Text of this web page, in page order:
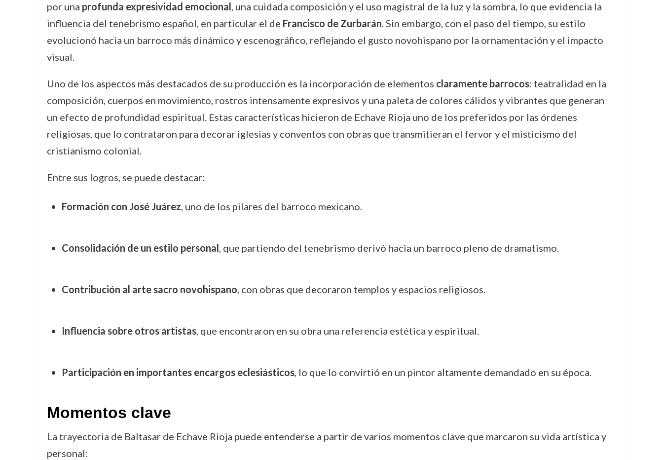
por una profunda expresividad emocional, una cuidada composición y el uso magistral de la luz y la sombra, lo que evidencia la
influencia del tenebrismo español, en particular el de Francisco de Zurbarán. Sin embargo, con el paso del tiempo, su estilo
evolucionó hacia un barroco más dinámico y escenográfico, reflejando el gusto novohispano por la ornamentación y el impacto
visual.
Uno de los aspectos más destacados de su producción es la incorporación de elementos claramente barrocos: teatralidad en la
composición, cuerpos en movimiento, rostros intensamente expresivos y una paleta de colores cálidos y vibrantes que generan
un efecto de profundidad espiritual. Estas características hicieron de Echave Rioja uno de los preferidos por las órdenes
religiosas, que lo contrataron para decorar iglesias y conventos con obras que transmitieran el fervor y el misticismo del
cristianismo colonial.
Entre sus logros, se puede destacar:
Formación con José Juárez, uno de los pilares del barroco mexicano.
Consolidación de un estilo personal, que partiendo del tenebrismo derivó hacia un barroco pleno de dramatismo.
Contribución al arte sacro novohispano, con obras que decoraron templos y espacios religiosos.
Influencia sobre otros artistas, que encontraron en su obra una referencia estética y espiritual.
Participación en importantes encargos eclesiásticos, lo que lo convirtió en un pintor altamente demandado en su época.
Momentos clave
La trayectoria de Baltasar de Echave Rioja puede entenderse a partir de varios momentos clave que marcaron su vida artística y
personal: